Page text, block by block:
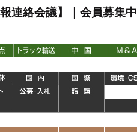
連絡会議】｜会員募集中